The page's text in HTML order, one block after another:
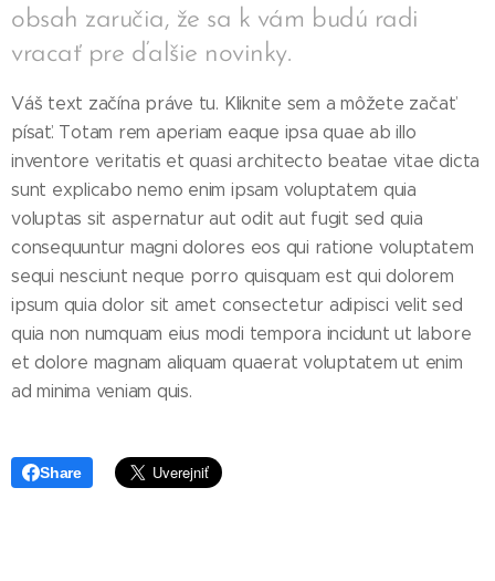
obsah zaručia, že sa k vám budú radi
vracať pre ďalšie novinky.
Váš text začína práve tu. Kliknite sem a môžete začať
písať. Totam rem aperiam eaque ipsa quae ab illo
inventore veritatis et quasi architecto beatae vitae dicta
sunt explicabo nemo enim ipsam voluptatem quia
voluptas sit aspernatur aut odit aut fugit sed quia
consequuntur magni dolores eos qui ratione voluptatem
sequi nesciunt neque porro quisquam est qui dolorem
ipsum quia dolor sit amet consectetur adipisci velit sed
quia non numquam eius modi tempora incidunt ut labore
et dolore magnam aliquam quaerat voluptatem ut enim
ad minima veniam quis.
Share